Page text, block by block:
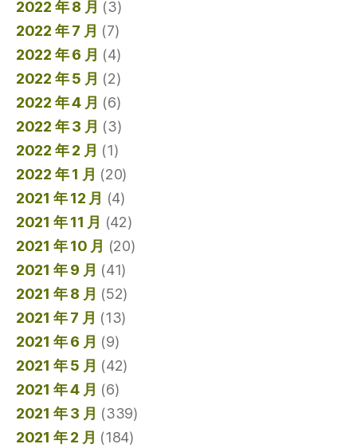
2022 年 8 月 (3)
2022 年 7 月 (7)
2022 年 6 月 (4)
2022 年 5 月 (2)
2022 年 4 月 (6)
2022 年 3 月 (3)
2022 年 2 月 (1)
2022 年 1 月 (20)
2021 年 12 月 (4)
2021 年 11 月 (42)
2021 年 10 月 (20)
2021 年 9 月 (41)
2021 年 8 月 (52)
2021 年 7 月 (13)
2021 年 6 月 (9)
2021 年 5 月 (42)
2021 年 4 月 (6)
2021 年 3 月 (339)
2021 年 2 月 (184)